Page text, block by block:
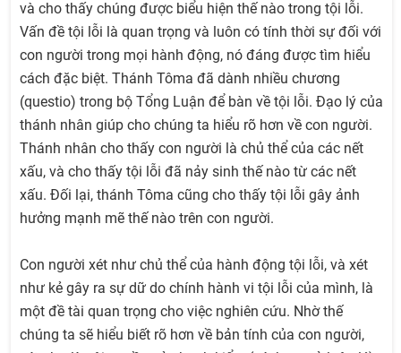
và cho thấy chúng được biểu hiện thế nào trong tội lỗi.
Vấn đề tội lỗi là quan trọng và luôn có tính thời sự đối với
con người trong mọi hành động, nó đáng được tìm hiểu
cách đặc biệt. Thánh Tôma đã dành nhiều chương
(questio) trong bộ Tổng Luận để bàn về tội lỗi. Đạo lý của
thánh nhân giúp cho chúng ta hiểu rõ hơn về con người.
Thánh nhân cho thấy con người là chủ thể của các nết
xấu, và cho thấy tội lỗi đã nảy sinh thế nào từ các nết
xấu. Đối lại, thánh Tôma cũng cho thấy tội lỗi gây ảnh
hưởng mạnh mẽ thế nào trên con người.
Con người xét như chủ thể của hành động tội lỗi, và xét
như kẻ gây ra sự dữ do chính hành vi tội lỗi của mình, là
một đề tài quan trọng cho việc nghiên cứu. Nhờ thế
chúng ta sẽ hiểu biết rõ hơn về bản tính của con người,